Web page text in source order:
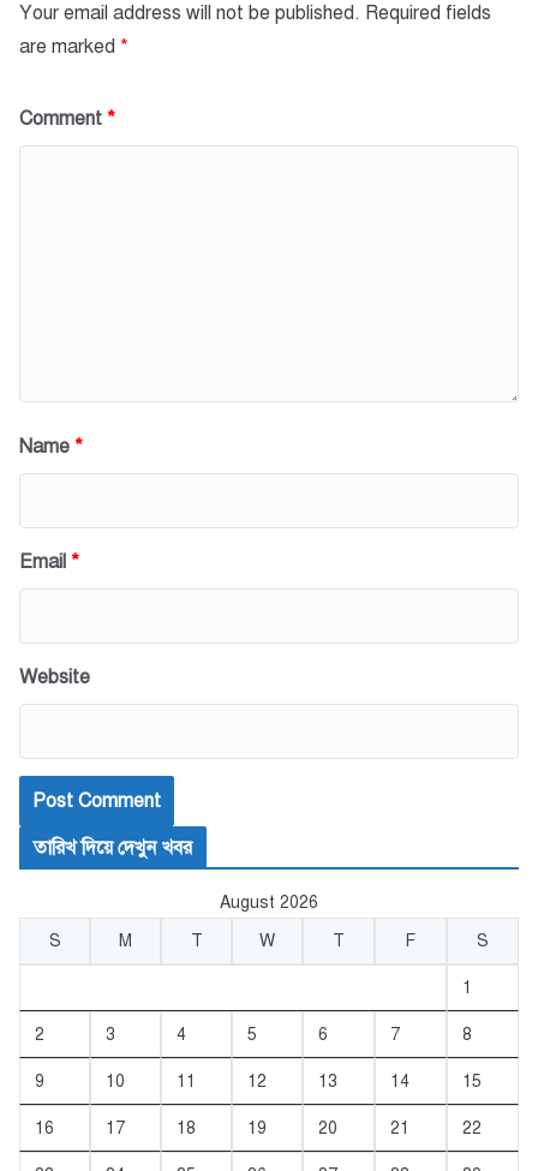
Your email address will not be published. Required fields
are marked *
Comment *
Name *
Email *
Website
তারিখ দিয়ে দেখুন খবর
August 2026
S
M T W T F S
1
2 3 4 5 6 7 8
9 10 11 12 13 14 15
16 17 18 19 20 21 22